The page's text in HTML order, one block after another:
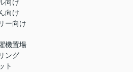
向け
向け
ー向け
機置場
ング
ト